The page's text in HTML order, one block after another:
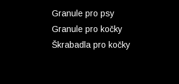
Granule pro psy
Granule pro kočky
Škrabadla pro kočky